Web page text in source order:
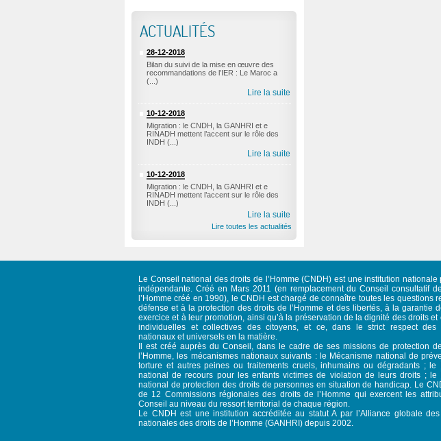
ACTUALITÉS
28-12-2018
Bilan du suivi de la mise en œuvre des
recommandations de l’IER : Le Maroc a
(...)
Lire la suite
10-12-2018
Migration : le CNDH, la GANHRI et e
RINADH mettent l’accent sur le rôle des
INDH (...)
Lire la suite
10-12-2018
Migration : le CNDH, la GANHRI et e
RINADH mettent l’accent sur le rôle des
INDH (...)
Lire la suite
Lire toutes les actualités
Le Conseil national des droits de l’Homme (CNDH) est une institution nationale
indépendante. Créé en Mars 2011 (en remplacement du Conseil consultatif
l’Homme créé en 1990), le CNDH est chargé de connaître toutes les questions
défense et à la protection des droits de l’Homme et des libertés, à la garantie
exercice et à leur promotion, ainsi qu’à la préservation de la dignité des droits et
individuelles et collectives des citoyens, et ce, dans le strict respect des
nationaux et universels en la matière.
Il est créé auprès du Conseil, dans le cadre de ses missions de protection
l’Homme, les mécanismes nationaux suivants : le Mécanisme national de
torture et autres peines ou traitements cruels, inhumains ou dégradants ; le
national de recours pour les enfants victimes de violation de leurs droits ; le
national de protection des droits de personnes en situation de handicap. Le
de 12 Commissions régionales des droits de l’Homme qui exercent les
Conseil au niveau du ressort territorial de chaque région.
Le CNDH est une institution accréditée au statut A par l’Alliance globale
nationales des droits de l’Homme (GANHRI) depuis 2002.